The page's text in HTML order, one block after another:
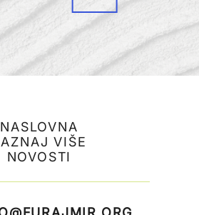
NASLOVNA
VIŠE
NOVOSTI